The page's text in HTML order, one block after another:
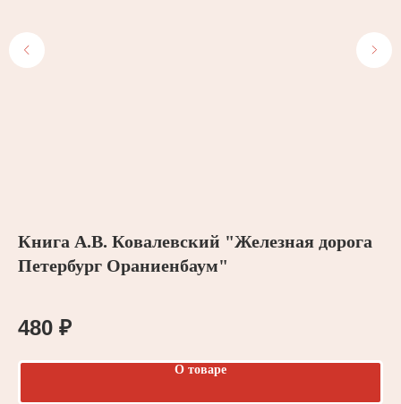
Книга А.В. Ковалевский "Железная дорога
Петербург Ораниенбаум"
480 ₽
О товаре